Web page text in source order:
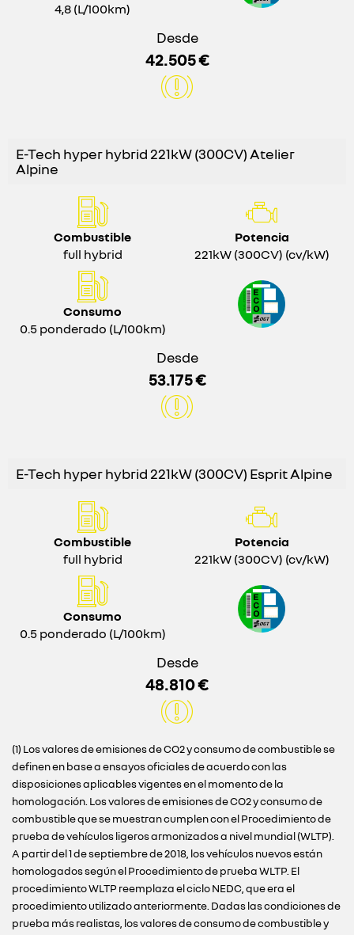
4,8 (L/100km)
Desde
42.505 €
E-Tech hyper hybrid 221kW (300CV) Atelier
Alpine
Combustible
full hybrid
Potencia
221kW (300CV) (cv/kW)
Consumo
0.5 ponderado (L/100km)
Desde
53.175 €
E-Tech hyper hybrid 221kW (300CV) Esprit Alpine
Combustible
full hybrid
Potencia
221kW (300CV) (cv/kW)
Consumo
0.5 ponderado (L/100km)
Desde
48.810 €
(1) Los valores de emisiones de CO2 y consumo de combustible se
definen en base a ensayos oficiales de acuerdo con las
disposiciones aplicables vigentes en el momento de la
homologación. Los valores de emisiones de CO2 y consumo de
combustible que se muestran cumplen con el Procedimiento de
prueba de vehículos ligeros armonizados a nivel mundial (WLTP).
A partir del 1 de septiembre de 2018, los vehículos nuevos están
homologados según el Procedimiento de prueba WLTP. El
procedimiento WLTP reemplaza el ciclo NEDC, que era el
procedimiento utilizado anteriormente. Dadas las condiciones de
prueba más realistas, los valores de consumo de combustible y